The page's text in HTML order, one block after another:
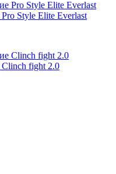
Style Elite Everlast
Clinch fight 2.0